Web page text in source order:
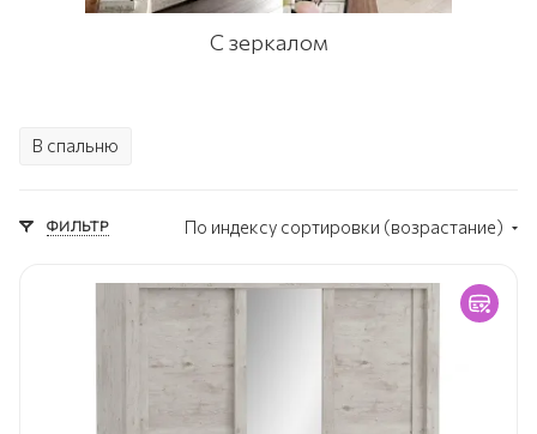
С зеркалом
В спальню
ФИЛЬТР По индексу сортировки (возрастание)